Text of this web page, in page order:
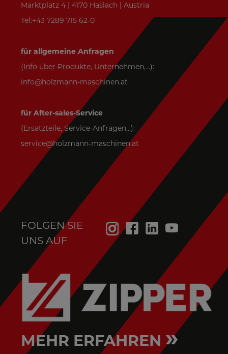
Marktplatz 4 | 4170 Haslach | Austria
Tel:+43 7289 715 62-0
für allgemeine Anfragen
(Info über Produkte, Unternehmen,...):
info@holzmann-maschinen.at
für After-sales-Service
(Ersatzteile, Service-Anfragen,..):
service@holzmann-maschinen.at
FOLGEN SIE
UNS AUF
MEHR ERFAHREN »